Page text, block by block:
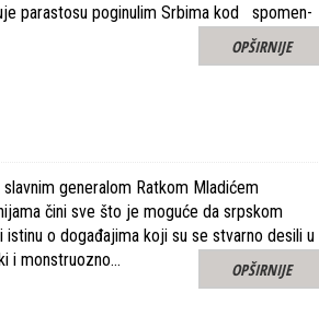
parastosu poginulim Srbima kod spomen-
OPŠIRNIJE
generalom Ratkom Mladićem
čini sve što je moguće da srpskom
o događajima koji su se stvarno desili u
i monstruozno…
OPŠIRNIJE